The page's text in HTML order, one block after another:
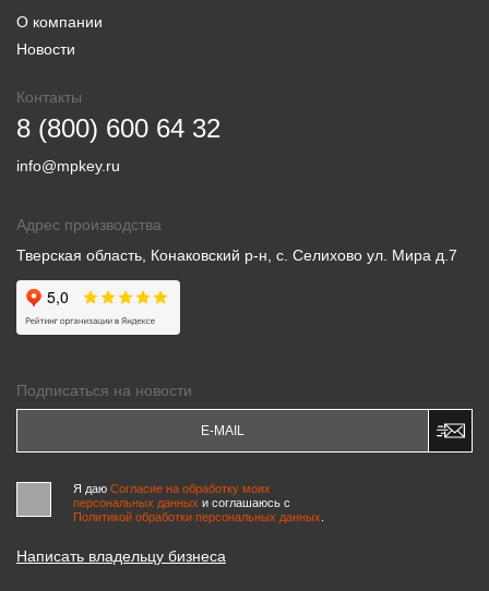
О компании
Новости
Контакты
8 (800) 600 64 32
info@mpkey.ru
Адрес производства
Тверская область, Конаковский р-н, с. Селихово ул. Мира д.7
Подписаться на новости
Я даю Согласие на обработку моих
персональных данных и соглашаюсь c
Политикой обработки персональных данных
Написать владельцу бизнеса